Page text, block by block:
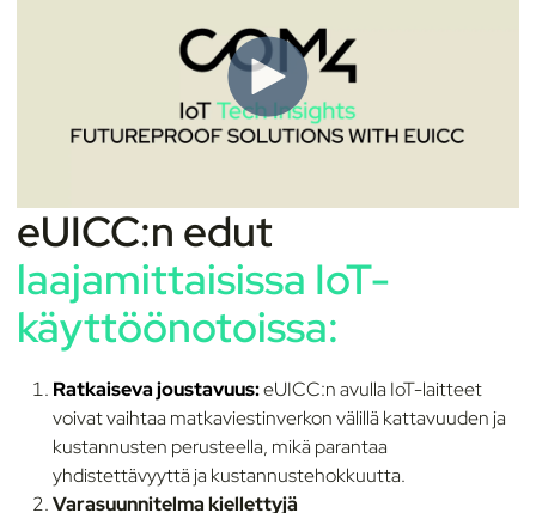
eUICC:n edut
laajamittaisissa IoT-
käyttöönotoissa:
Ratkaiseva joustavuus:eUICC:n avulla IoT-laitteet
voivat vaihtaa matkaviestinverkon välillä kattavuuden ja
kustannusten perusteella, mikä parantaa
yhdistettävyyttä ja kustannustehokkuutta.
Varasuunnitelma kiellettyjä